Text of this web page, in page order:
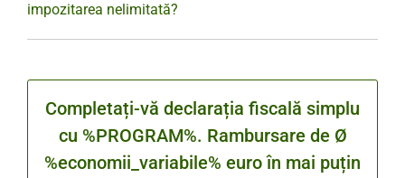
impozitarea nelimitată?
Completați-vă declarația fiscală simplu
cu %PROGRAM%. Rambursare de Ø
%economii_variabile% euro în mai puțin